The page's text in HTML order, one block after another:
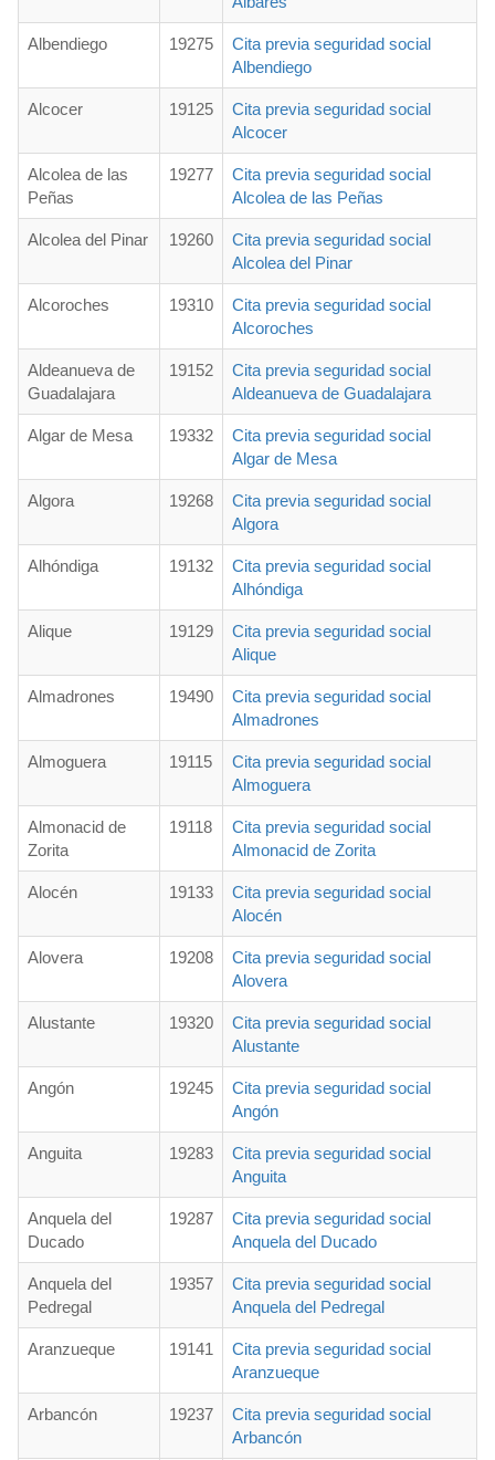
Albendiego 19275
Cita previa seguridad social
Albendiego
Alcocer 19125
Cita previa seguridad social
Alcocer
Alcolea de las
Peñas
19277
Cita previa seguridad social
Alcolea de las Peñas
Alcolea del Pinar 19260
Cita previa seguridad social
Alcolea del Pinar
Alcoroches 19310
Cita previa seguridad social
Alcoroches
Aldeanueva de
Guadalajara
19152
Cita previa seguridad social
Aldeanueva de Guadalajara
Algar de Mesa 19332
Cita previa seguridad social
Algar de Mesa
Algora 19268
Cita previa seguridad social
Algora
Alhóndiga 19132
Cita previa seguridad social
Alhóndiga
Alique 19129
Cita previa seguridad social
Alique
Almadrones 19490
Cita previa seguridad social
Almadrones
Almoguera 19115
Cita previa seguridad social
Almoguera
Almonacid de
Zorita
19118
Cita previa seguridad social
Almonacid de Zorita
Alocén 19133
Cita previa seguridad social
Alocén
Alovera 19208
Cita previa seguridad social
Alovera
Alustante 19320
Cita previa seguridad social
Alustante
Angón 19245
Cita previa seguridad social
Angón
Anguita 19283
Cita previa seguridad social
Anguita
Anquela del
Ducado
19287
Cita previa seguridad social
Anquela del Ducado
Anquela del
Pedregal
19357
Cita previa seguridad social
Anquela del Pedregal
Aranzueque 19141
Cita previa seguridad social
Aranzueque
Arbancón 19237
Cita previa seguridad social
Arbancón